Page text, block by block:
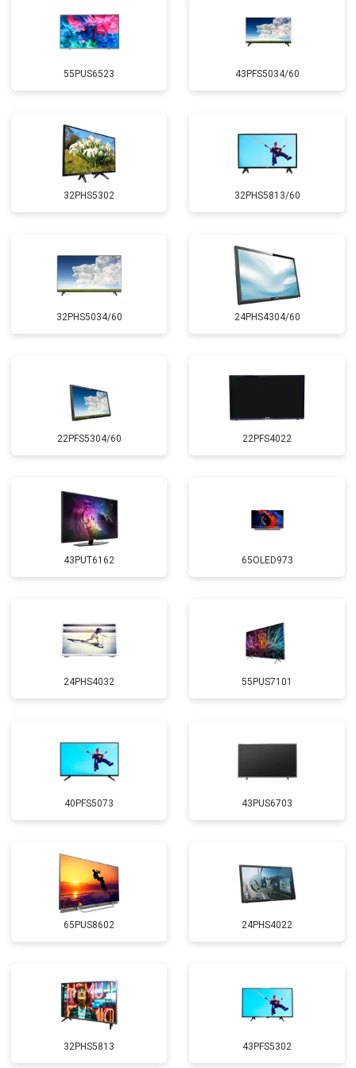
55PUS6523 43PFS5034/60
32PHS5302 32PHS5813/60
32PHS5034/60 24PHS4304/60
22PFS5304/60 22PFS4022
43PUT6162 65OLED973
24PHS4032 55PUS7101
40PFS5073 43PUS6703
65PUS8602 24PHS4022
32PHS5813 43PFS5302